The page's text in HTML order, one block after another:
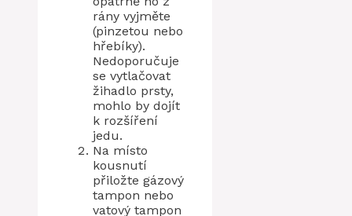
rány vyjměte
(pinzetou nebo
hřebíky).
Nedoporučuje
se vytlačovat
žihadlo prsty,
mohlo by dojít
k rozšíření
jedu.
Na místo
kousnutí
přiložte gázový
tampon nebo
vatový tampon